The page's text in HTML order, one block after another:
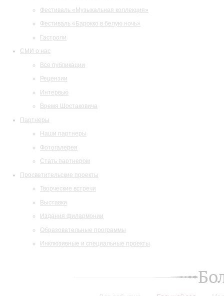
Фестиваль «Музыкальная коллекция»
Фестиваль «Барокко в белую ночь»
Гастроли
СМИ о нас
Все публикации
Рецензии
Интервью
Время Шостаковича
Партнеры
Наши партнеры
Фотогалерея
Стать партнером
Просветительские проекты
Творческие встречи
Выставки
Издания филармонии
Образовательные программы
Инклюзивные и специальные проекты